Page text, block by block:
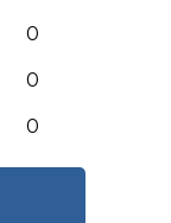
0
0
0